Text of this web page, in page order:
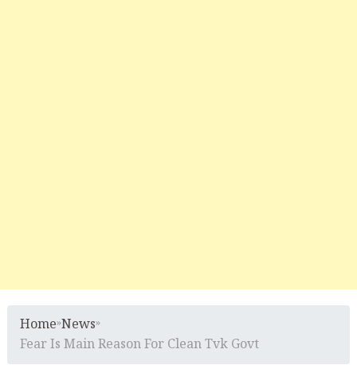
Home»News»
Fear Is Main Reason For Clean Tvk Govt